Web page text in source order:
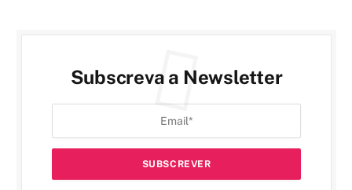
Subscreva a Newsletter